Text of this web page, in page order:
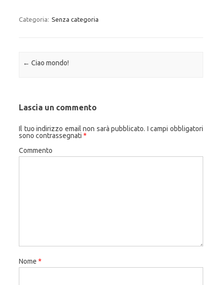
Categoria: Senza categoria
Navigazione articolo
← Ciao mondo!
Lascia un commento
Il tuo indirizzo email non sarà pubblicato. I campi obbligatori
sono contrassegnati *
Commento
Nome *